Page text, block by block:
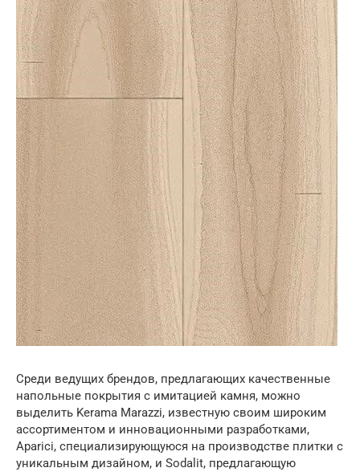
Среди ведущих брендов, предлагающих качественные
напольные покрытия с имитацией камня, можно
выделить Kerama Marazzi, известную своим широким
ассортиментом и инновационными разработками,
Aparici, специализирующуюся на производстве плитки с
уникальным дизайном, и Sodalit, предлагающую